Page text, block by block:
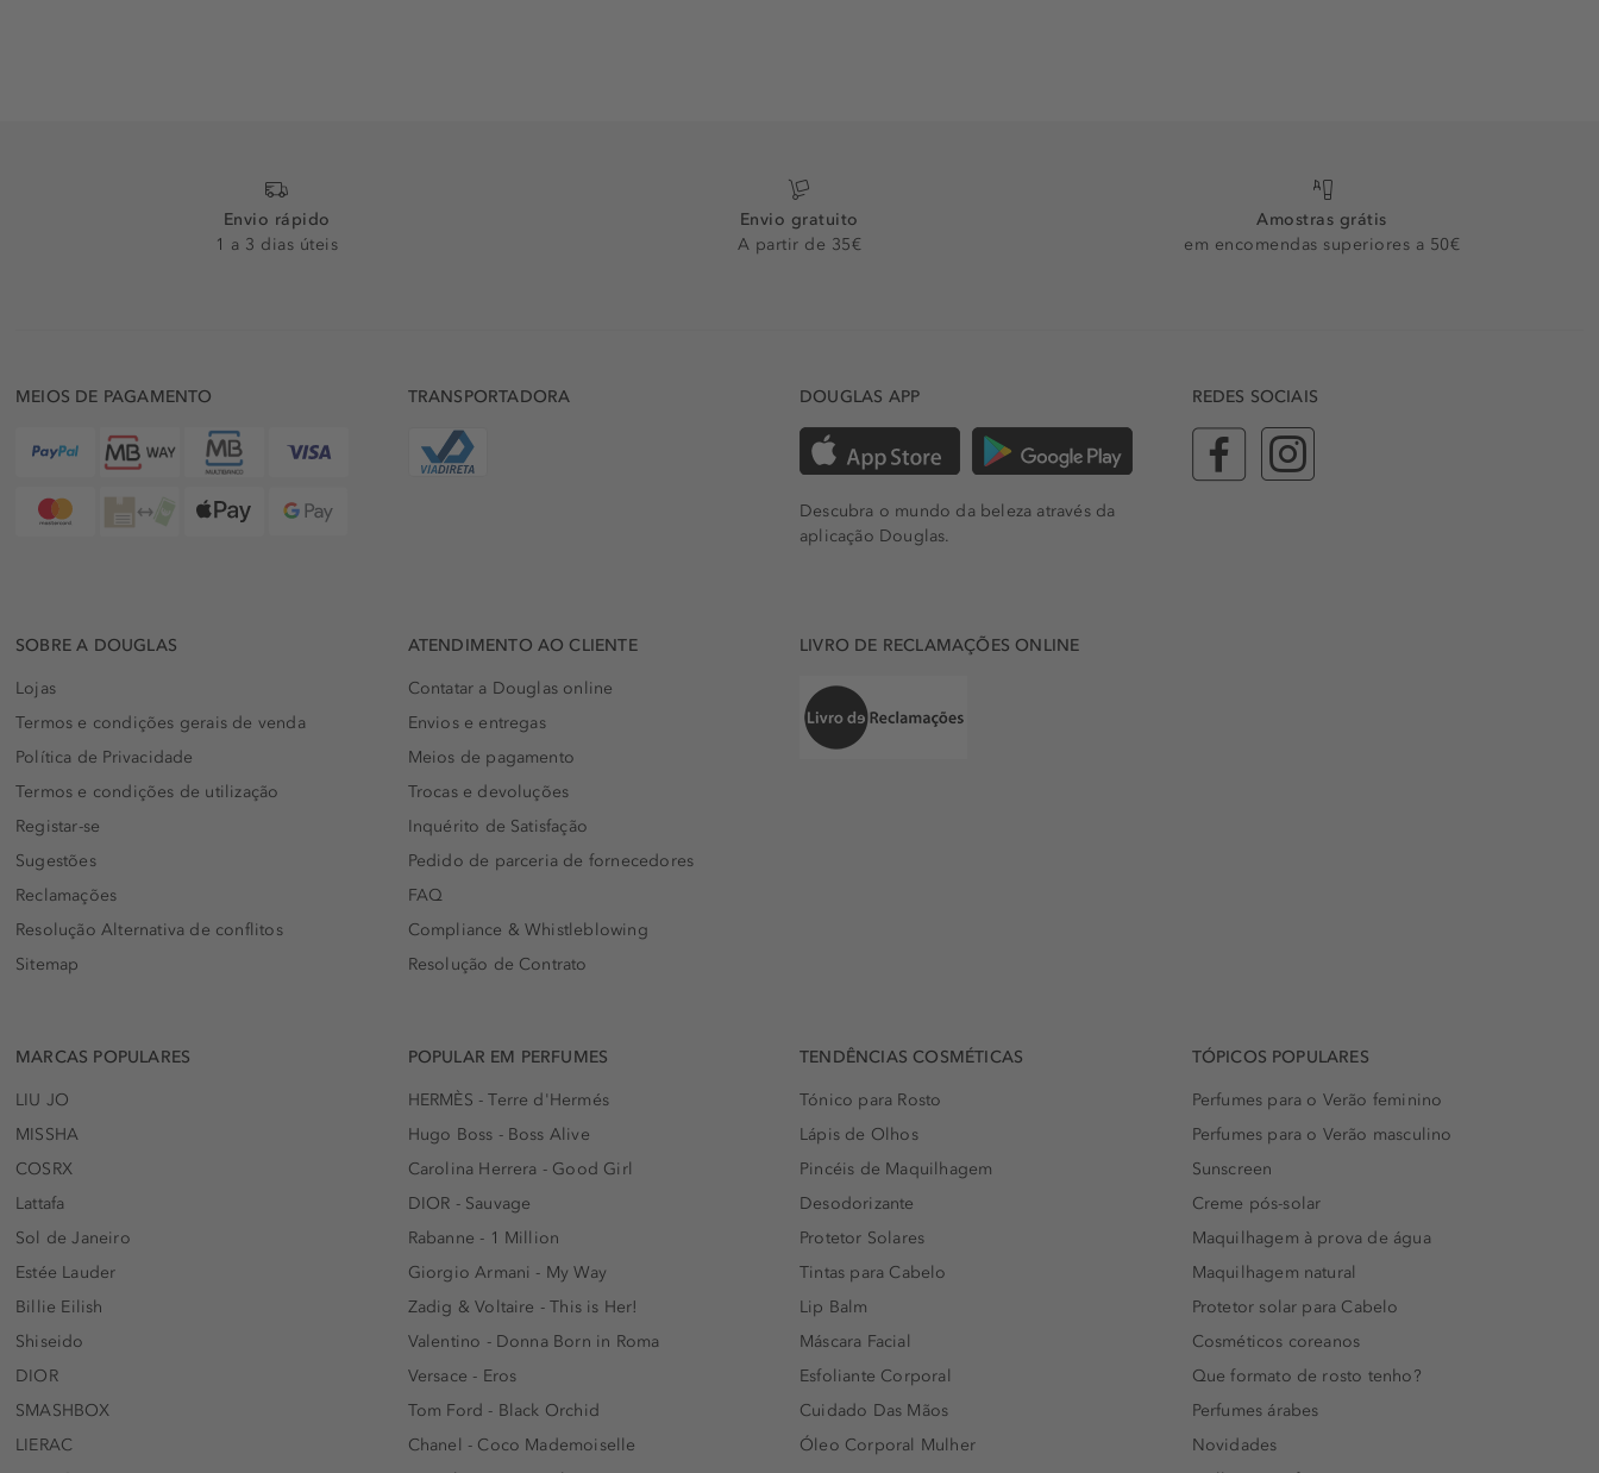
Envio rápido
1 a 3 dias úteis
Envio gratuito
A partir de 35€
Amostras grátis
em encomendas superiores a 50€
MEIOS DE PAGAMENTO TRANSPORTADORA DOUGLAS APP
Descubra o mundo da beleza através da
aplicação Douglas.
REDES SOCIAIS
SOBRE A DOUGLAS
Lojas
Termos e condições gerais de venda
Política de Privacidade
Termos e condições de utilização
Registar-se
Sugestões
Reclamações
Resolução Alternativa de conflitos
Sitemap
ATENDIMENTO AO CLIENTE
Contatar a Douglas online
Envios e entregas
Meios de pagamento
Trocas e devoluções
Inquérito de Satisfação
Pedido de parceria de fornecedores
FAQ
Compliance & Whistleblowing
Resolução de Contrato
LIVRO DE RECLAMAÇÕES ONLINE
MARCAS POPULARES
LIU JO
MISSHA
COSRX
Lattafa
Sol de Janeiro
Estée Lauder
Billie Eilish
Shiseido
DIOR
SMASHBOX
LIERAC
POPULAR EM PERFUMES
HERMÈS - Terre d'Hermés
Hugo Boss - Boss Alive
Carolina Herrera - Good Girl
DIOR - Sauvage
Rabanne - 1 Million
Giorgio Armani - My Way
Zadig & Voltaire - This is Her!
Valentino - Donna Born in Roma
Versace - Eros
Tom Ford - Black Orchid
Chanel - Coco Mademoiselle
TENDÊNCIAS COSMÉTICAS
Tónico para Rosto
Lápis de Olhos
Pincéis de Maquilhagem
Desodorizante
Protetor Solares
Tintas para Cabelo
Lip Balm
Máscara Facial
Esfoliante Corporal
Cuidado Das Mãos
Óleo Corporal Mulher
TÓPICOS POPULARES
Perfumes para o Verão feminino
Perfumes para o Verão masculino
Sunscreen
Creme pós-solar
Maquilhagem à prova de água
Maquilhagem natural
Protetor solar para Cabelo
Cosméticos coreanos
Que formato de rosto tenho?
Perfumes árabes
Novidades